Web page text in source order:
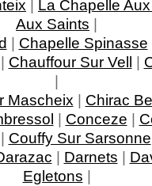
| La Chapelle
Aux Saints |
| Chapelle Spinasse
| Chauffour Sur Vell |
|
Mascheix | Chirac
| Conceze |
| Couffy Sur Sarsonne
| Darnets |
Egletons |